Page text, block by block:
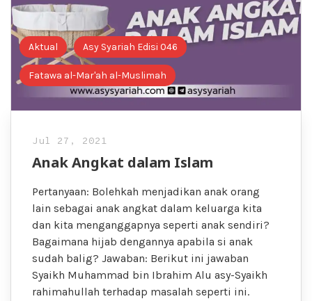
Aktual Asy Syariah Edisi 046
Fatawa al-Mar'ah al-Muslimah
Jul 27, 2021
Anak Angkat dalam Islam
Pertanyaan: Bolehkah menjadikan anak orang
lain sebagai anak angkat dalam keluarga kita
dan kita menganggapnya seperti anak sendiri?
Bagaimana hijab dengannya apabila si anak
sudah balig? Jawaban: Berikut ini jawaban
Syaikh Muhammad bin Ibrahim Alu asy-Syaikh
rahimahullah terhadap masalah seperti ini.